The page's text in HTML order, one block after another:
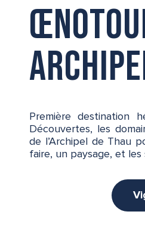
Première destination
Découvertes, les
de l’Archipel de Thau
faire, un paysage, et